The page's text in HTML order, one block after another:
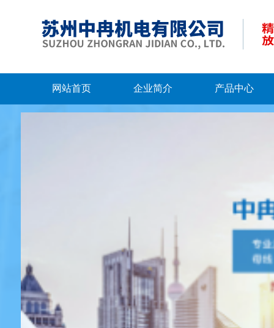
网站首页 企业简介 产品中心